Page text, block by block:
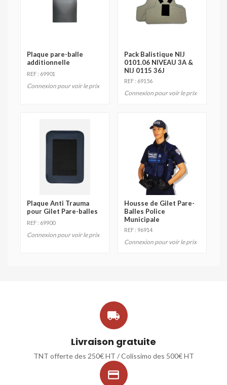
Plaque pare-balle
additionnelle
REF : 69901
Connexion pour voir le prix
Pack Balistique NIJ
0101.06 NIVEAU 3A &
NIJ 0115 36J
REF : 69156
Connexion pour voir le prix
Plaque Anti Trauma
pour Gilet Pare-balles
REF : 69900
Connexion pour voir le prix
Housse de Gilet Pare-
Balles Police
Municipale
REF : 96914
Connexion pour voir le prix

Livraison gratuite
TNT offerte des 250€ HT / Colissimo des 500€ HT
